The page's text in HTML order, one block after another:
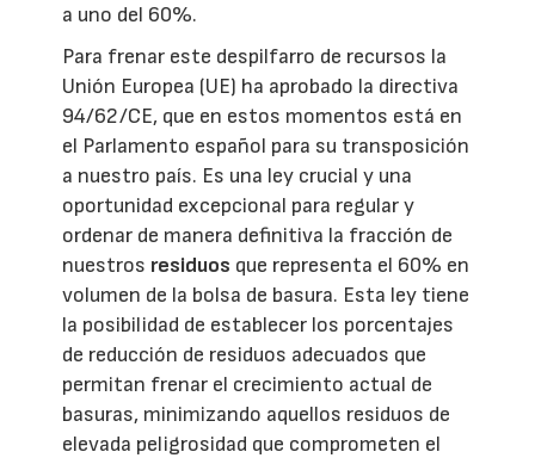
a uno del 60%.
Para frenar este despilfarro de recursos la
Unión Europea (UE) ha aprobado la directiva
94/62/CE, que en estos momentos está en
el Parlamento español para su transposición
a nuestro país. Es una ley crucial y una
oportunidad excepcional para regular y
ordenar de manera definitiva la fracción de
nuestros residuos que representa el 60% en
volumen de la bolsa de basura. Esta ley tiene
la posibilidad de establecer los porcentajes
de reducción de residuos adecuados que
permitan frenar el crecimiento actual de
basuras, minimizando aquellos residuos de
elevada peligrosidad que comprometen el